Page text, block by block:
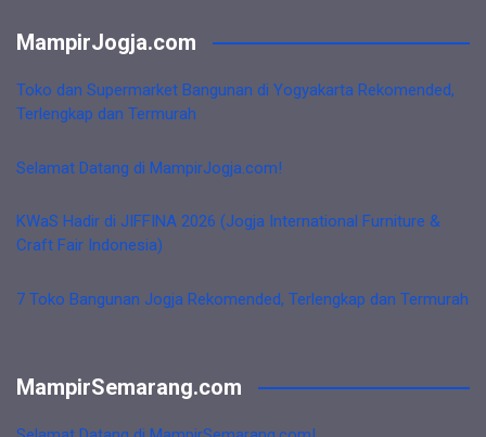
MampirJogja.com
Toko dan Supermarket Bangunan di Yogyakarta Rekomended,
Terlengkap dan Termurah
Selamat Datang di MampirJogja.com!
KWaS Hadir di JIFFINA 2026 (Jogja International Furniture &
Craft Fair Indonesia)
7 Toko Bangunan Jogja Rekomended, Terlengkap dan Termurah
MampirSemarang.com